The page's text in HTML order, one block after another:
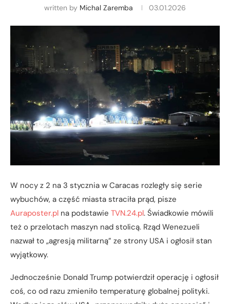
written by Michal Zaremba 03.01.2026
W nocy z 2 na 3 stycznia w Caracas rozległy się serie
wybuchów, a część miasta straciła prąd, pisze
Auraposter.pl na podstawie TVN.24.pl. Świadkowie mówili
też o przelotach maszyn nad stolicą. Rząd Wenezueli
nazwał to „agresją militarną” ze strony USA i ogłosił stan
wyjątkowy.
Jednocześnie Donald Trump potwierdził operację i ogłosił
coś, co od razu zmieniło temperaturę globalnej polityki.